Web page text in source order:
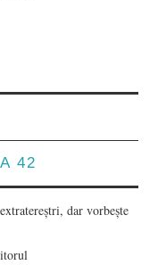
42
dar vorbește